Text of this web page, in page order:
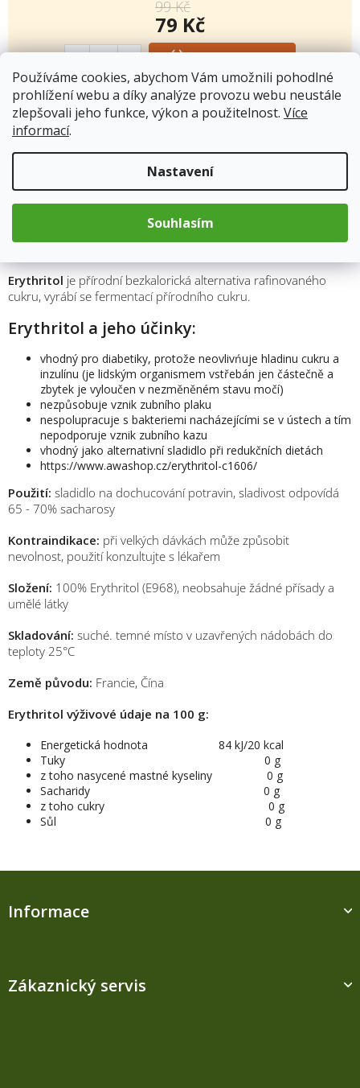
Používáme cookies, abychom Vám umožnili pohodlné
prohlížení webu a díky analýze provozu webu neustále
zlepšovali jeho funkce, výkon a použitelnost. Více
informací.
Nastavení
Souhlasím
Kód produktu:
2901
Kategorie:
99 Kč
79 Kč
Měrná
cena:
Erythritol je přírodní bezkalorická alternativa rafinovaného
cukru, vyrábí se fermentací přírodního cukru.
Erythritol a jeho účinky:
vhodný pro diabetiky, protože neovlivńuje hladinu cukru a
inzulínu (je lidským organismem vstřebán jen částečně a
zbytek je vyloučen v nezměněném stavu močí)
nezpůsobuje vznik zubního plaku
nespolupracuje s bakteriemi nacházejícími se v ústech a tím
nepodporuje vznik zubního kazu
vhodný jako alternativní sladidlo při redukčních dietách
https://www.awashop.cz/erythritol-c1606/
Použití: sladidlo na dochucování potravin, sladivost odpovídá
65 - 70% sacharosy
Kontraindikace: při velkých dávkách může způsobit
nevolnost, použití konzultujte s lékařem
Složení: 100% Erythritol (E968), neobsahuje žádné přísady a
umělé látky
Skladování: suché. temné místo v uzavřených nádobách do
teploty 25°C
Země původu: Francie, Čína
Erythritol výživové údaje na 100 g:
Energetická hodnota 84 kJ/20 kcal
Tuky 0 g
z toho nasycené mastné kyseliny 0 g
Sacharidy 0 g
z toho cukry 0 g
Sůl 0 g
Z
Informace
Zákaznický servis